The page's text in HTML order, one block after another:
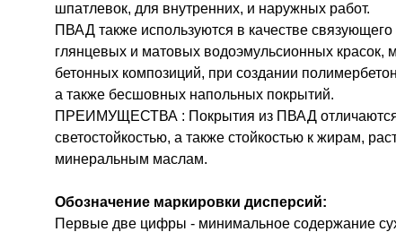
шпатлевок, для внутренних, и наружных работ.
ПВАД также используются в качестве связующего
глянцевых и матовых водоэмульсионных красок,
бетонных композиций, при создании
а также бесшовных напольных покрытий.
ПРЕИМУЩЕСТВА : Покрытия из ПВАД отличаются
светостойкостью, а также стойкостью к жирам,
минеральным маслам.
Обозначение маркировки дисперсий:
Первые две цифры - минимальное содержание